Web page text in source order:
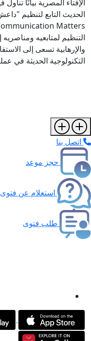
الإفتاء المصرية بيانًا
التنظيم لمتابعيه
والإرهابية تسعى إلى
التكنولوجية الحديثة في
اتصل بنا
حجز موعد
استعلام عن فتوى
طلب فتوى